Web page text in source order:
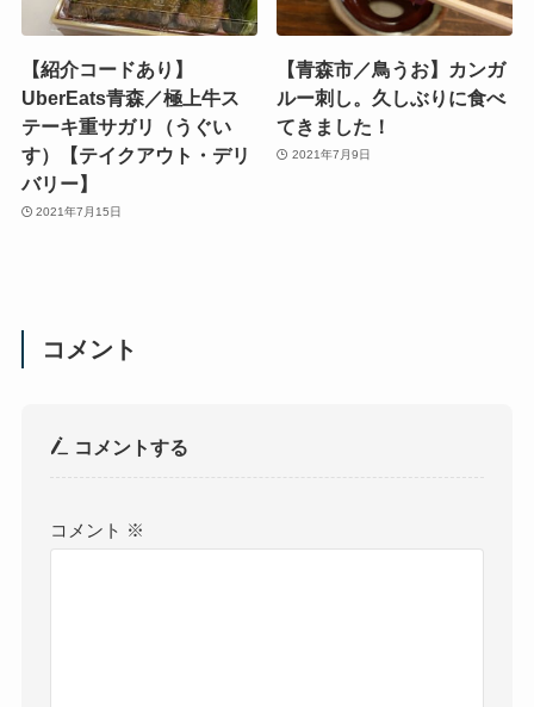
【紹介コードあり】
UberEats青森／極上牛ス
テーキ重サガリ（うぐい
す）【テイクアウト・デリ
バリー】
2021年7月15日
【青森市／鳥うお】カンガ
ルー刺し。久しぶりに食べ
てきました！
2021年7月9日
コメント
コメントする
コメント ※